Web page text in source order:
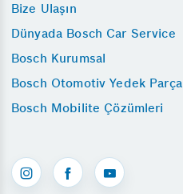
Bize Ulaşın
Dünyada Bosch Car Service
Bosch Kurumsal
Bosch Otomotiv Yedek Parça
Bosch Mobilite Çözümleri